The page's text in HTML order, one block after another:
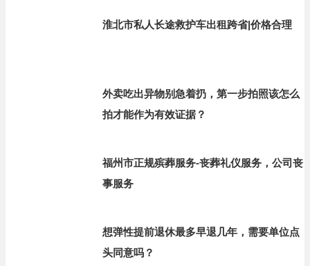
淮北市私人长途救护车出租跨省|价格合理
外卖吃出异物别急着扔，第一步拍照该怎么
拍才能作为有效证据？
福州市正规殡葬服务-丧葬礼仪服务，公司丧
事服务
想弹性提前退休最多早退几年，需要单位点
头同意吗？